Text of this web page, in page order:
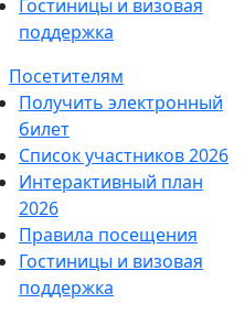
Гостиницы и визовая
поддержка
Посетителям
Получить электронный
билет
Список участников 2026
Интерактивный план
2026
Правила посещения
Гостиницы и визовая
поддержка